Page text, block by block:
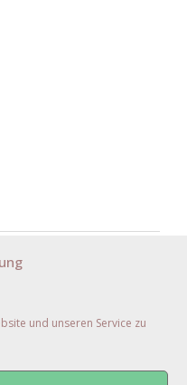
und unseren Service zu